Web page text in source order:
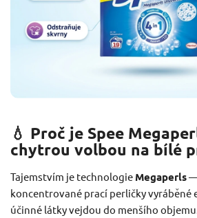
💧 Proč je Spee
chytrou volbou na bílé
Tajemstvím je technologie Megaperls
koncentrované prací perličky vyráběné
účinné látky vejdou do menšího